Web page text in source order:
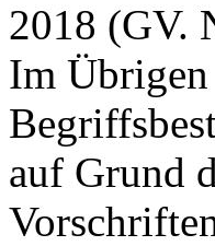
2018 (GV.
Im
auf Grund